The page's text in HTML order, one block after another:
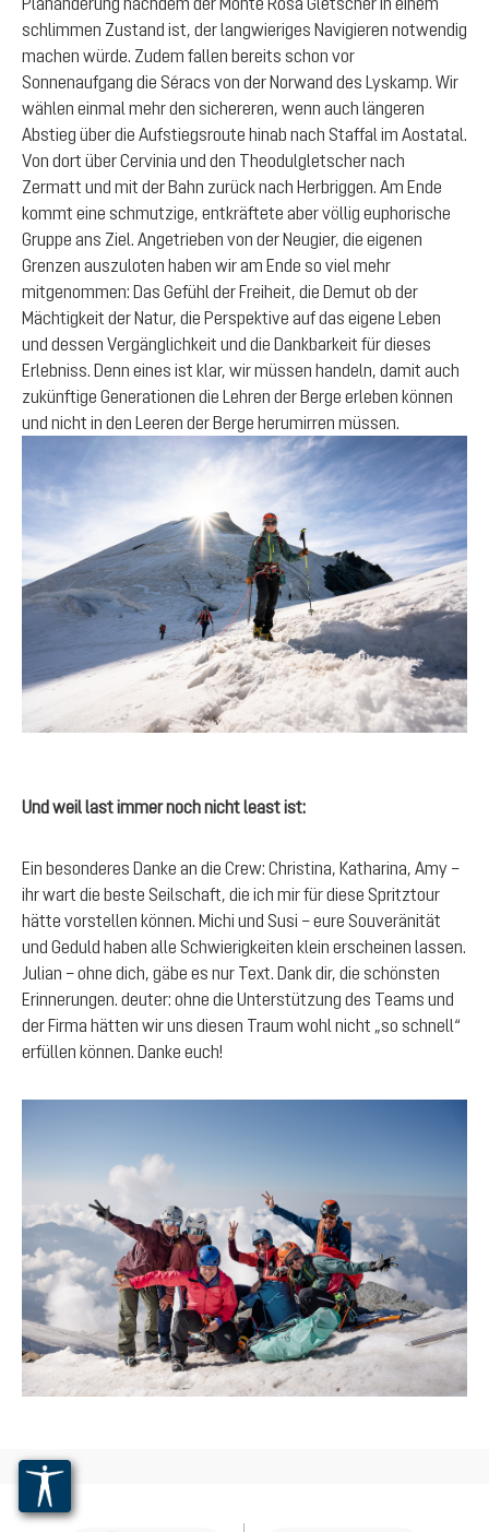
schlimmen Zustand ist, der langwieriges Navigieren notwendig
machen würde. Zudem fallen bereits schon vor
Sonnenaufgang die Séracs von der Norwand des Lyskamp. Wir
wählen einmal mehr den sichereren, wenn auch längeren
Abstieg über die Aufstiegsroute hinab nach Staffal im Aostatal.
Von dort über Cervinia und den Theodulgletscher nach
Zermatt und mit der Bahn zurück nach Herbriggen. Am Ende
kommt eine schmutzige, entkräftete aber völlig euphorische
Gruppe ans Ziel. Angetrieben von der Neugier, die eigenen
Grenzen auszuloten haben wir am Ende so viel mehr
mitgenommen: Das Gefühl der Freiheit, die Demut ob der
Mächtigkeit der Natur, die Perspektive auf das eigene Leben
und dessen Vergänglichkeit und die Dankbarkeit für dieses
Erlebniss. Denn eines ist klar, wir müssen handeln, damit auch
zukünftige Generationen die Lehren der Berge erleben können
und nicht in den Leeren der Berge herumirren müssen.
Und weil last immer noch nicht least ist:
Ein besonderes Danke an die Crew: Christina, Katharina, Amy –
ihr wart die beste Seilschaft, die ich mir für diese Spritztour
hätte vorstellen können. Michi und Susi – eure Souveränität
und Geduld haben alle Schwierigkeiten klein erscheinen lassen.
Julian – ohne dich, gäbe es nur Text. Dank dir, die schönsten
Erinnerungen. deuter: ohne die Unterstützung des Teams und
der Firma hätten wir uns diesen Traum wohl nicht „so schnell“
erfüllen können. Danke euch!